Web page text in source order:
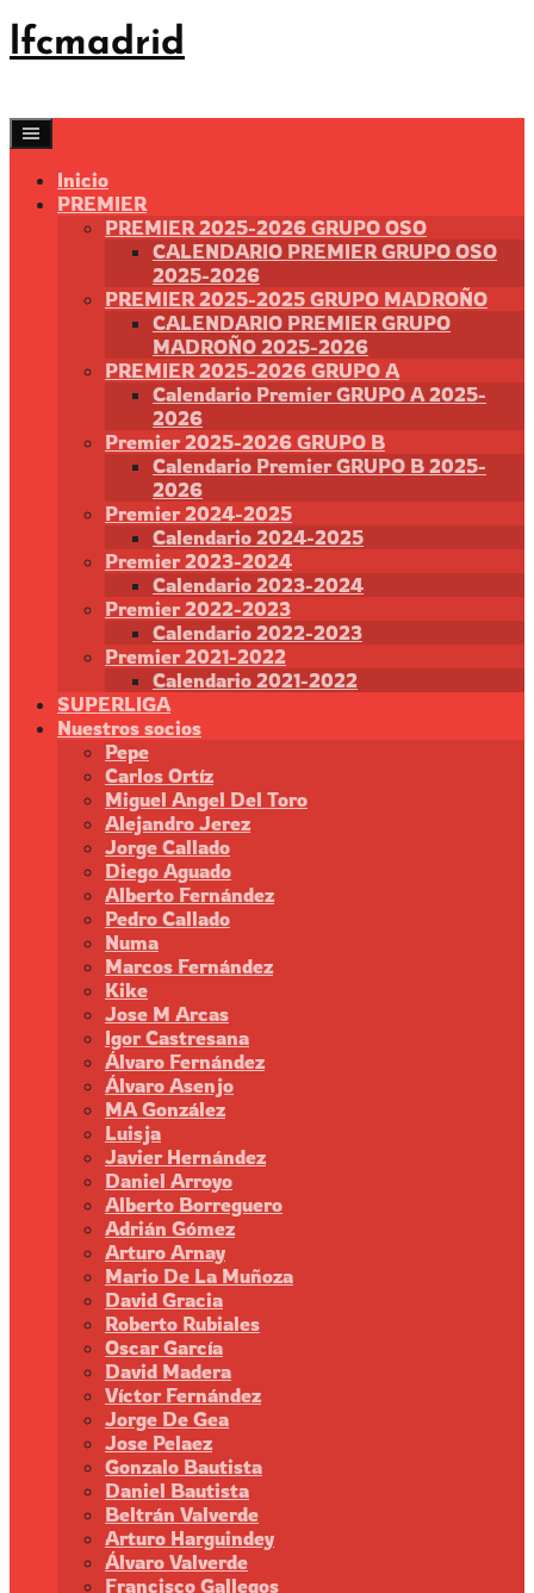
Saltar
al
lfcmadrid
Inicio
PREMIER
PREMIER 2025-2026 GRUPO OSO
CALENDARIO PREMIER GRUPO OSO
2025-2026
PREMIER 2025-2025 GRUPO MADROÑO
CALENDARIO PREMIER GRUPO
MADROÑO 2025-2026
PREMIER 2025-2026 GRUPO A
Calendario Premier GRUPO A 2025-
2026
Premier 2025-2026 GRUPO B
Calendario Premier GRUPO B 2025-
2026
Premier 2024-2025
Calendario 2024-2025
Premier 2023-2024
Calendario 2023-2024
Premier 2022-2023
Calendario 2022-2023
Premier 2021-2022
Calendario 2021-2022
SUPERLIGA
Nuestros socios
Pepe
Carlos Ortíz
Miguel Angel Del Toro
Alejandro Jerez
Jorge Callado
Diego Aguado
Alberto Fernández
Pedro Callado
Numa
Marcos Fernández
Kike
Jose M Arcas
Igor Castresana
Álvaro Fernández
Álvaro Asenjo
MA González
Luisja
Javier Hernández
Daniel Arroyo
Alberto Borreguero
Adrián Gómez
Arturo Arnay
Mario De La Muñoza
David Gracia
Roberto Rubiales
Oscar García
David Madera
Víctor Fernández
Jorge De Gea
Jose Pelaez
Gonzalo Bautista
Daniel Bautista
Beltrán Valverde
Arturo Harguindey
Álvaro Valverde
Francisco Gallegos